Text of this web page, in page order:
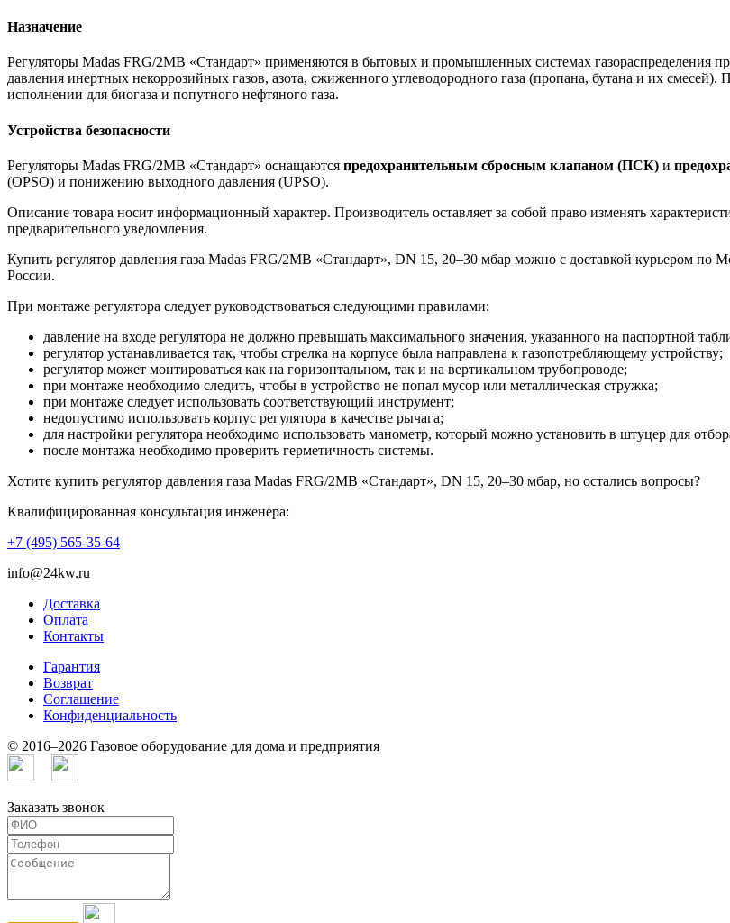
Назначение
Регуляторы Madas FRG/2MB «Стандарт» применяются в бытовых и промышленных системах газораспределения
давления инертных некоррозийных газов, азота, сжиженного углеводородного газа (пропана, бутана и их
исполнении для биогаза и попутного нефтяного газа.
Устройства безопасности
Регуляторы Madas FRG/2MB «Стандарт» оснащаются предохранительным сбросным клапаном (ПСК) и
(OPSO) и понижению выходного давления (UPSO).
Описание товара носит информационный характер. Производитель оставляет за собой право изменять
предварительного уведомления.
Купить регулятор давления газа Madas FRG/2MB «Стандарт», DN 15, 20–30 мбар можно с доставкой курьером
России.
При монтаже регулятора следует руководствоваться следующими правилами:
давление на входе регулятора не должно превышать максимального значения, указанного на паспортной
регулятор устанавливается так, чтобы стрелка на корпусе была направлена к газопотребляющему устройству;
регулятор может монтироваться как на горизонтальном, так и на вертикальном трубопроводе;
при монтаже необходимо следить, чтобы в устройство не попал мусор или металлическая стружка;
при монтаже следует использовать соответствующий инструмент;
недопустимо использовать корпус регулятора в качестве рычага;
для настройки регулятора необходимо использовать манометр, который можно установить в штуцер для
после монтажа необходимо проверить герметичность системы.
Хотите купить регулятор давления газа Madas FRG/2MB «Стандарт», DN 15, 20–30 мбар, но остались вопросы?
Квалифицированная консультация инженера:
+7 (495) 565-35-64
info@24kw.ru
Доставка
Оплата
Контакты
Гарантия
Возврат
Cоглашение
Конфиденциальность
© 2016–2026 Газовое оборудование для дома и предприятия
Заказать звонок